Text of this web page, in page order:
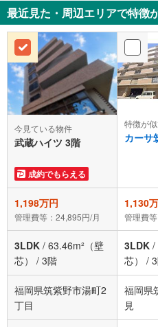
最近見た・周辺エリアで特徴
今見ている物件
武蔵ハイツ 3階
成約でもらえる
特徴が
カーサ
1,198万円
管理費等：24,895円/月
1,130
管理費
3LDK / 63.46m²（壁
芯）
/ 3階
3LDK /
芯）
/
福岡県筑紫野市湯町2
丁目
福岡県
見